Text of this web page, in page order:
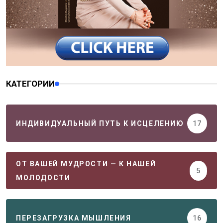
КАТЕГОРИИ
ИНДИВИДУАЛЬНЫЙ ПУТЬ К ИСЦЕЛЕНИЮ 17
ОТ ВАШЕЙ МУДРОСТИ — К НАШЕЙ
МОЛОДОСТИ
5
ПЕРЕЗАГРУЗКА МЫШЛЕНИЯ 16